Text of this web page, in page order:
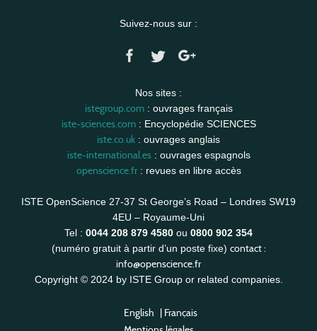
Suivez-nous sur :
Nos sites :
istegroup.com: ouvrages français
iste-sciences.com: Encyclopédie SCIENCES
iste.co.uk : ouvrages anglais
iste-international.es: ouvrages espagnols
openscience.fr: revues en libre accès
ISTE OpenScience 27-37 St George’s Road – Londres SW19
4EU – Royaume-Uni
Tel : 0044 208 879 4580 ou 0800 902 354
(numéro gratuit à partir d’un poste fixe) contact :
info@openscience.fr
Copyright © 2024 by ISTE Group or related companies.
English | Français